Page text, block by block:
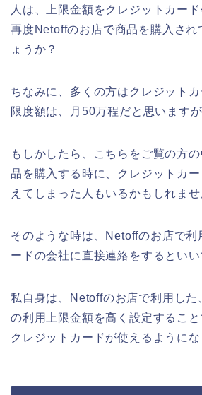
人は、上限金額をクレジットカード
再度Netoffのお店で商品を購入され
ょうか？
ちなみに、多くの方はクレジット
限度額は、月50万程だと思いますが
もしかしたら、こちらをご覧の方
品を購入する時に、クレジットカ
えてしまった人もいるかもしれませ
そのような時は、Netoffのお店で利
ードの会社に直接連絡をするといい
私自身は、Netoffのお店で利用した
の利用上限金額を高く設定するこ
クレジットカードが使えるようにな